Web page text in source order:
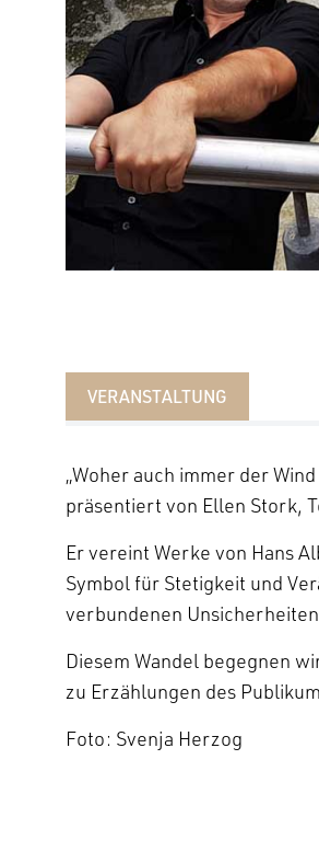
VERANSTALTUNG
„Woher auch immer der
präsentiert von Ellen Stork,
Er vereint Werke von Hans
Symbol für Stetigkeit und
verbundenen
Diesem Wandel begegnen
zu Erzählungen des
Foto: Svenja Herzog